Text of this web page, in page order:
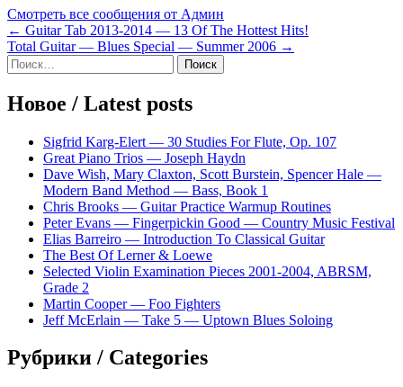
Смотреть все сообщения от Админ
Навигация
по
записям
← Guitar Tab 2013-2014 — 13 Of The Hottest Hits!
Total Guitar — Blues Special — Summer 2006 →
Sidebar
Найти:
Новое / Latest posts
Sigfrid Karg-Elert — 30 Studies For Flute, Op. 107
Great Piano Trios — Joseph Haydn
Dave Wish, Mary Claxton, Scott Burstein, Spencer Hale —
Modern Band Method — Bass, Book 1
Chris Brooks — Guitar Practice Warmup Routines
Peter Evans — Fingerpickin Good — Country Music Festival
Elias Barreiro — Introduction To Classical Guitar
The Best Of Lerner & Loewe
Selected Violin Examination Pieces 2001-2004, ABRSM,
Grade 2
Martin Cooper — Foo Fighters
Jeff McErlain — Take 5 — Uptown Blues Soloing
Рубрики / Categories